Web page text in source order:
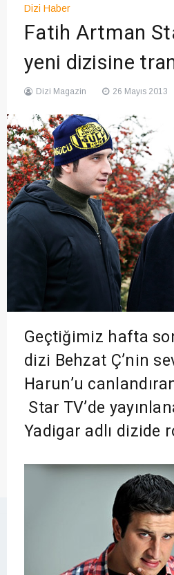
Dizi Haber
Fatih Artman
yeni dizisine
Dizi Magazin 26 Mayıs 2013
Geçtiğimiz hafta
dizi Behzat Ç’nin
Harun’u
Star TV’de
Yadigar adlı dizide